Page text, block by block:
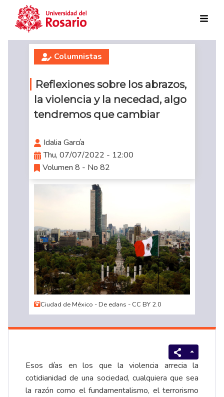
Skip to main content
Columnistas
Reflexiones sobre los abrazos,
la violencia y la necedad, algo
tendremos que cambiar
Idalia García
Thu, 07/07/2022 - 12:00
Volumen 8 - No 82
Ciudad de México - De edans - CC BY 2.0
Esos días en los que la violencia arrecia la
cotidianidad de una sociedad, cualquiera que sea
la razón como el fundamentalismo, el terrorismo